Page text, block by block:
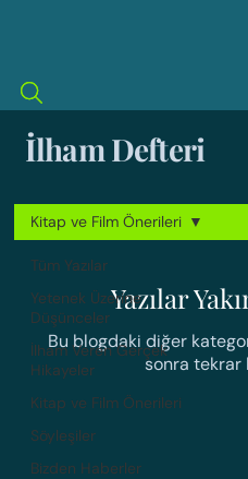
İlham Defteri
Tüm Yazılar
Yetenek Üzerine
Düşünceler
İlham Veren Gerçek
Hikayeler
Kitap ve Film Önerileri
Söyleşiler
Bizden Haberler
Kitap ve Film Önerileri
Yazılar
Bu blogdaki diğer
sonra tekrar